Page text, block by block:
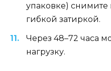
упаковке) снимите
гибкой затиркой.
Через 48–72 часа
нагрузку.